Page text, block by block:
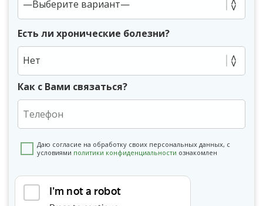
Есть ли хронические болезни?
Нет
Как с Вами связаться?
Даю согласие на обработку своих персональных данных, с
условиями политики конфиденциальности ознакомлен